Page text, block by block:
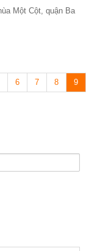
Một Cột, quận Ba
6 7 8 9